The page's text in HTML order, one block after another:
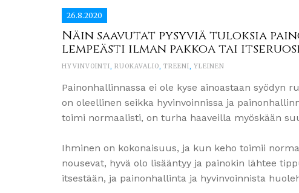
26.8.2020
Näin saavutat pysyviä tuloksia
lempeästi ilman pakkoa tai
HYVINVOINTI, RUOKAVALIO, TREENI, YLEINEN
Painonhallinnassa ei ole kyse ainoastaan syödyn
on oleellinen seikka hyvinvoinnissa ja
toimi normaalisti, on turha haaveilla myöskään
Ihminen on kokonaisuus, ja kun keho toimii
nousevat, hyvä olo lisääntyy ja painokin lähtee
itsestään, ja painonhallinta ja hyvinvoinnista